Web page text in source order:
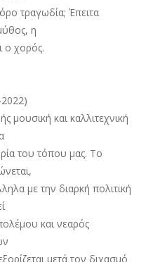
τραγωδία; Έπειτα
η
ο χορός.
μουσική και καλλιτεχνική
του τόπου μας. Το
με την διαρκή πολιτική
και νεαρός
μετά τον διχασμό